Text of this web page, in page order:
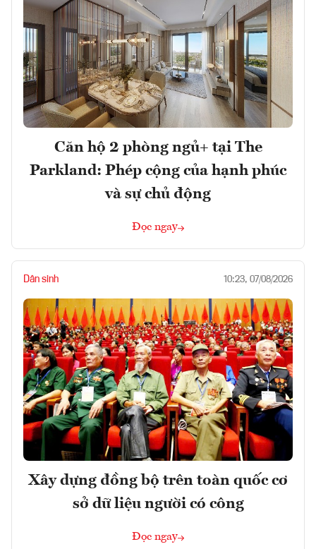
Căn hộ 2 phòng ngủ+ tại The
Parkland: Phép cộng của hạnh phúc
và sự chủ động
Đọc ngay
Dân sinh 10:23, 07/08/2026
Xây dựng đồng bộ trên toàn quốc cơ
sở dữ liệu người có công
Đọc ngay